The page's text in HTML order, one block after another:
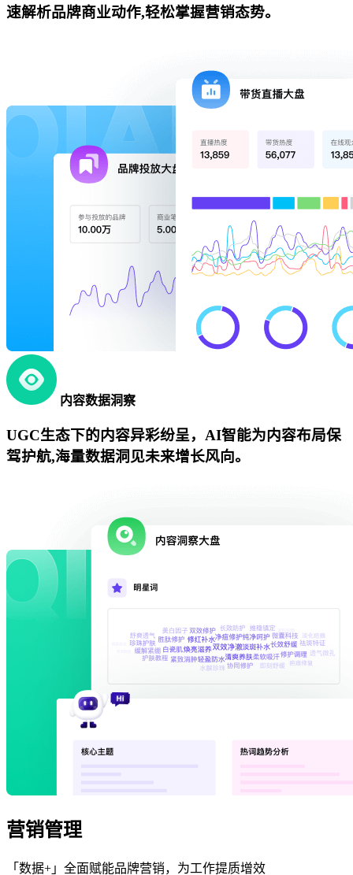
速解析品牌商业动作,轻松掌握营销态势。
内容数据洞察
UGC生态下的内容异彩纷呈，AI智能为内容布局保
驾护航,海量数据洞见未来增长风向。
营销管理
「数据+」全面赋能品牌营销，为工作提质增效